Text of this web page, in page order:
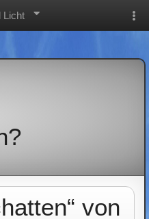
Licht
von